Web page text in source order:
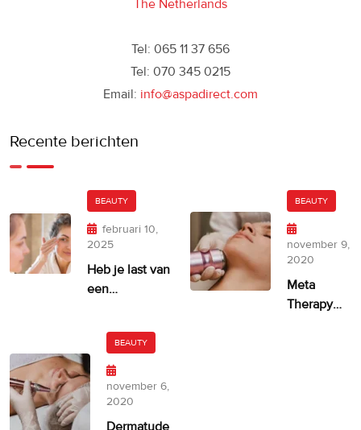
The Netherlands
Tel: 065 11 37 656
Tel: 070 345 0215
Email: info@aspadirect.com
Recente berichten
BEAUTY
februari 10,
2025
Heb je last van
een
BEAUTY
november 9,
2020
Meta
Therapy
BEAUTY
november 6,
2020
Dermatude